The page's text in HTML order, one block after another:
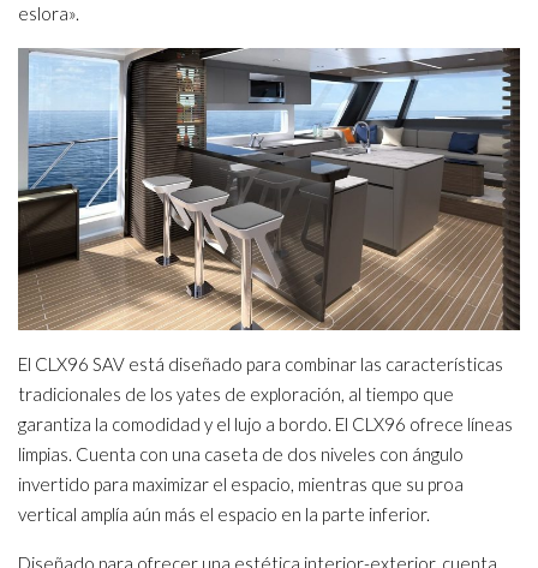
eslora».
El CLX96 SAV está diseñado para combinar las características
tradicionales de los yates de exploración, al tiempo que
garantiza la comodidad y el lujo a bordo. El CLX96 ofrece líneas
limpias. Cuenta con una caseta de dos niveles con ángulo
invertido para maximizar el espacio, mientras que su proa
vertical amplía aún más el espacio en la parte inferior.
Diseñado para ofrecer una estética interior-exterior, cuenta